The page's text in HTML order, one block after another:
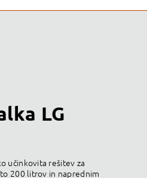
LG
učinkovita rešitev za
200 litrov in naprednim